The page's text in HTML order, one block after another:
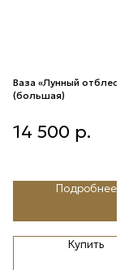
Ваза «Лунный отблеск»
(большая)
(большая)
14 500 р.
Подробнее
Купить